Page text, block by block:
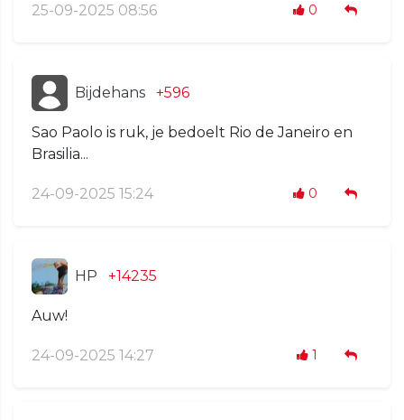
25-09-2025 08:56 0
Bijdehans +596
Sao Paolo is ruk, je bedoelt Rio de Janeiro en
Brasilia...
24-09-2025 15:24 0
HP +14235
Auw!
24-09-2025 14:27 1